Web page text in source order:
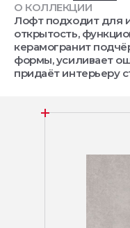
О КОЛЛЕКЦИИ
Лофт подходит для
открытость,
керамогранит
формы, усиливает
придаёт интерьеру